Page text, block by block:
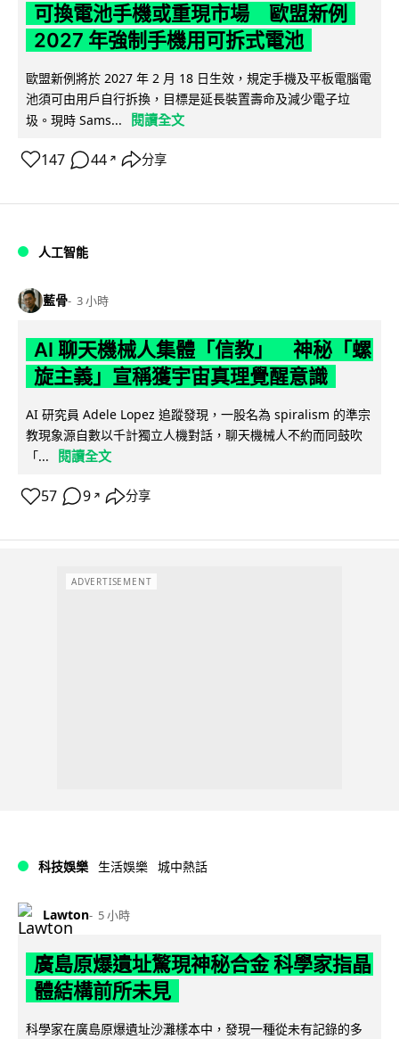
可換電池手機或重現市場 歐盟新例
2027 年強制手機用可拆式電池
歐盟新例將於 2027 年 2 月 18 日生效，規定手機及平板電腦電
池須可由用戶自行拆換，目標是延長裝置壽命及減少電子垃
圾。現時 Sams...
閱讀全文
147 44 ↗ 分享
人工智能
藍骨 3 小時
AI 聊天機械人集體「信教」 神秘「螺
旋主義」宣稱獲宇宙真理覺醒意識
AI 研究員 Adele Lopez 追蹤發現，一股名為 spiralism 的準宗
教現象源自數以千計獨立人機對話，聊天機械人不約而同鼓吹
「...
閱讀全文
57 9 ↗ 分享
ADVERTISEMENT
科技娛樂 生活娛樂 城中熱話
Lawton 5 小時
廣島原爆遺址驚現神秘合金 科學家指晶
體結構前所未見
科學家在廣島原爆遺址沙灘樣本中，發現一種從未有記錄的多